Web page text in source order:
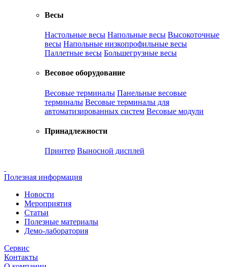
Весы
Настольные весы Напольные весы Высокоточные
весы Напольные низкопрофильные весы
Паллетные весы Большегрузные весы
Весовое оборудование
Весовые терминалы Панельные весовые
терминалы Весовые терминалы для
автоматизированных систем Весовые модули
Принадлежности
Принтер Выносной дисплей
Полезная информация
Новости
Мероприятия
Статьи
Полезные материалы
Демо-лаборатория
Сервис
Контакты